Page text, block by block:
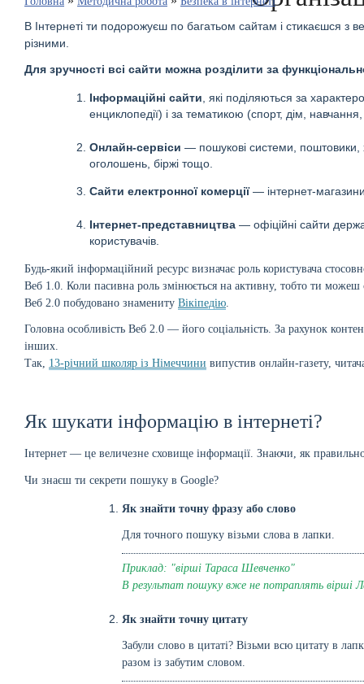
В Інтернеті ти подорожуєш по багатьом сайтам і стикаєшся з
різними.
Для зручності всі сайти можна розділити за
Інформаційні сайти , які поділяються за
енциклопедії) і за тематикою (спорт, дім​​,
Онлайн-сервіси — пошукові системи, поштовики,
оголошень, біржі тощо.
Сайти електронної комерції— інтернет-
Інтернет-представництва — офіційні сайти
користувачів.
Будь-який інформаційний ресурс визначає роль користувача
Веб 1.0. Коли пасивна роль змінюється на активну, тобто ти
Веб 2.0 побудовано знамениту Вікіпедію
Головна особливість Веб 2.0 — його соціальність. За рахунок
інших.
Так, 13-річний школяр із Німеччини випустив онлайн-газету,
Як шукати інформацію в інтернеті?
Інтернет — це величезне сховище інформації. Знаючи, як
Чи знаєш ти секрети пошуку в Google?
Як знайти точну фразу або слово
Для точного пошуку візьми слова в лапки.
Приклад: "вірші Тараса Шевченко"
В результат пошуку вже не потраплять вірші
Як знайти точну цитату
Забули слово в цитаті? Візьми всю цитату в
разом із забутим словом.